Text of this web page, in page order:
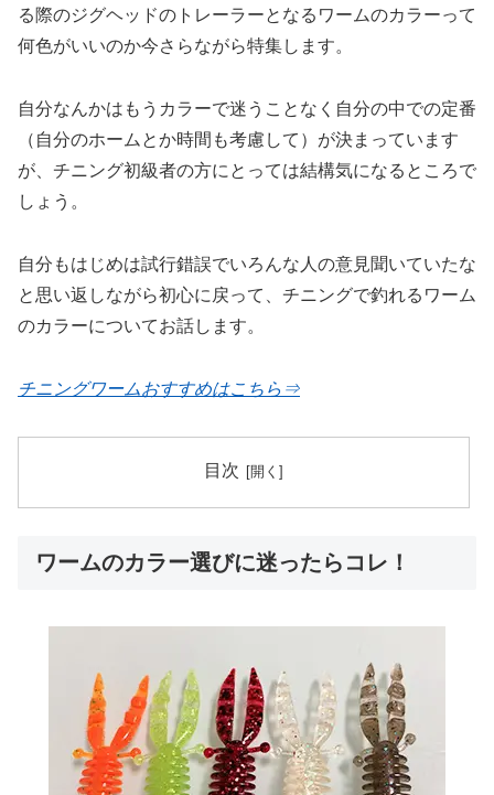
る際のジグヘッドのトレーラーとなるワームのカラーって
何色がいいのか今さらながら特集します。
自分なんかはもうカラーで迷うことなく自分の中での定番
（自分のホームとか時間も考慮して）が決まっています
が、チニング初級者の方にとっては結構気になるところで
しょう。
自分もはじめは試行錯誤でいろんな人の意見聞いていたな
と思い返しながら初心に戻って、チニングで釣れるワーム
のカラーについてお話します。
チニングワームおすすめはこちら⇒
目次
ワームのカラー選びに迷ったらコレ！